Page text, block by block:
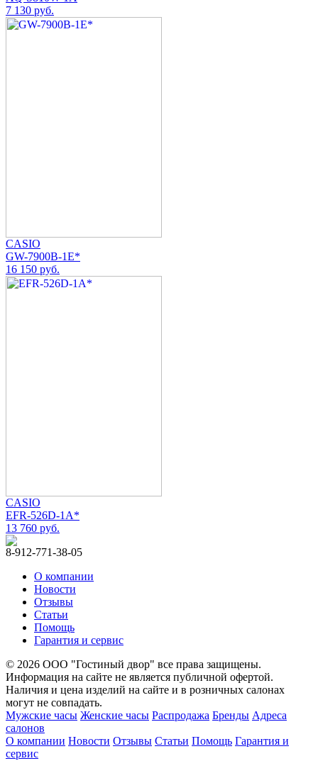
7 130 руб.
CASIO
GW-7900B-1E*
16 150 руб.
CASIO
EFR-526D-1A*
13 760 руб.
8-912-771-38-05
О компании
Новости
Отзывы
Статьи
Помощь
Гарантия и сервис
© 2026 ООО "Гостиный двор" все права защищены.
Информация на сайте не является публичной офертой.
Наличия и цена изделий на сайте и в розничных салонах
могут не совпадать.
Мужские часы Женские часы Распродажа Бренды Адреса
салонов
О компании Новости Отзывы Статьи Помощь Гарантия и
сервис